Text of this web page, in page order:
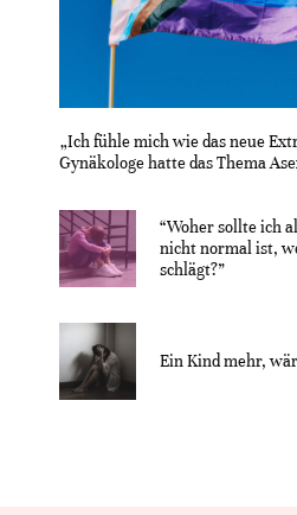
„Ich fühle mich wie das neue
Gynäkologe hatte das Thema
“Woher sollte ich
nicht normal ist,
schlägt?”
Ein Kind mehr,